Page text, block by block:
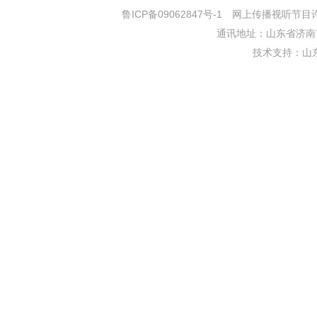
鲁ICP备09062847号-1
网上传播视听节目
通讯地址：山东省济
技术支持： 山